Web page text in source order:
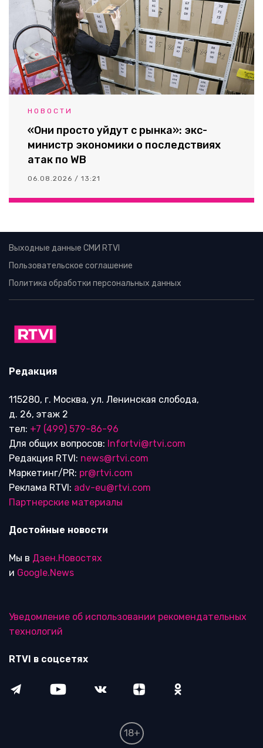
НОВОСТИ
«Они просто уйдут с рынка»: экс-
министр экономики о последствиях
атак по WB
06.08.2026 / 13:21
Выходные данные СМИ RTVI
Пользовательское соглашение
Политика обработки персональных данных
Редакция
115280, г. Москва, ул. Ленинская слобода,
д. 26, этаж 2
тел: +7 (499) 579-86-96
Для общих вопросов: Infortvi@rtvi.com
Редакция RTVI: news@rtvi.com
Маркетинг/PR: pr@rtvi.com
Реклама RTVI: adv-eu@rtvi.com
Партнерские материалы
Достойные новости
Мы в Дзен.Новостях
и Google.News
Уведомление об использовании рекомендательных
технологий
RTVI в соцсетях
18+